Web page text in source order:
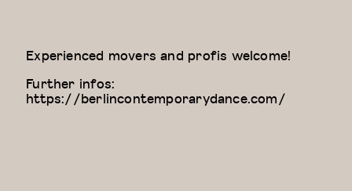
Experienced movers and profis welcome!
Further infos:
https://berlincontemporarydance.com/